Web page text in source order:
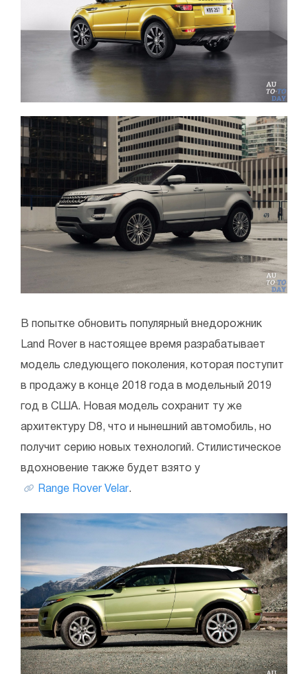
В попытке обновить популярный внедорожник
Land Rover в настоящее время разрабатывает
модель следующего поколения, которая поступит
в продажу в конце 2018 года в модельный 2019
год в США. Новая модель сохранит ту же
архитектуру D8, что и нынешний автомобиль, но
получит серию новых технологий. Стилистическое
вдохновение также будет взято у
Range Rover Velar.